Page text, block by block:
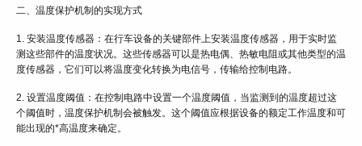
二、温度保护机制的实现方式
1. 安装温度传感器：在行车设备的关键部件上安装温度传感器，用于实时监
测这些部件的温度状况。这些传感器可以是热电偶、热敏电阻或其他类型的温
度传感器，它们可以将温度变化转换为电信号，传输给控制电路。
2. 设置温度阈值：在控制电路中设置一个温度阈值，当监测到的温度超过这
个阈值时，温度保护机制会被触发。这个阈值应根据设备的额定工作温度和可
能出现的*高温度来确定。